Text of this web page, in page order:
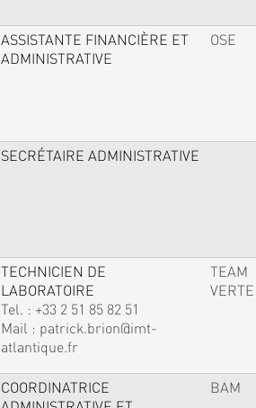
ASSISTANTE FINANCIÈRE ET
ADMINISTRATIVE
OSE
SECRÉTAIRE ADMINISTRATIVE
TECHNICIEN DE
LABORATOIRE
Tel. : +33 2 51 85 82 51
Mail : patrick.brion@imt-
atlantique.fr
TEAM
VERTE
COORDINATRICE
BAM